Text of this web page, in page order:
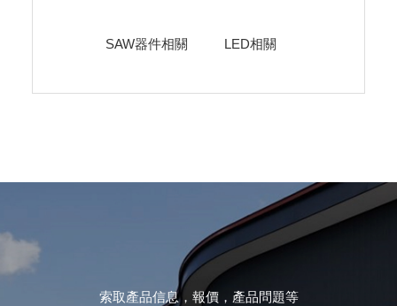
SAW器件相關 LED相關
索取產品信息，報價，產品問題等